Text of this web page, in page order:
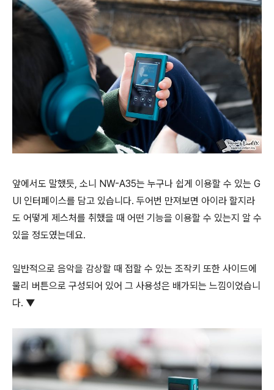
앞에서도 말했듯, 소니 NW-A35는 누구나 쉽게 이용할 수 있는 G
UI 인터페이스를 담고 있습니다. 두어번 만져보면 아이라 할지라
도 어떻게 제스처를 취했을 때 어떤 기능을 이용할 수 있는지 알 수
있을 정도였는데요.
일반적으로 음악을 감상할 때 접할 수 있는 조작키 또한 사이드에
물리 버튼으로 구성되어 있어 그 사용성은 배가되는 느낌이었습니
다. ▼